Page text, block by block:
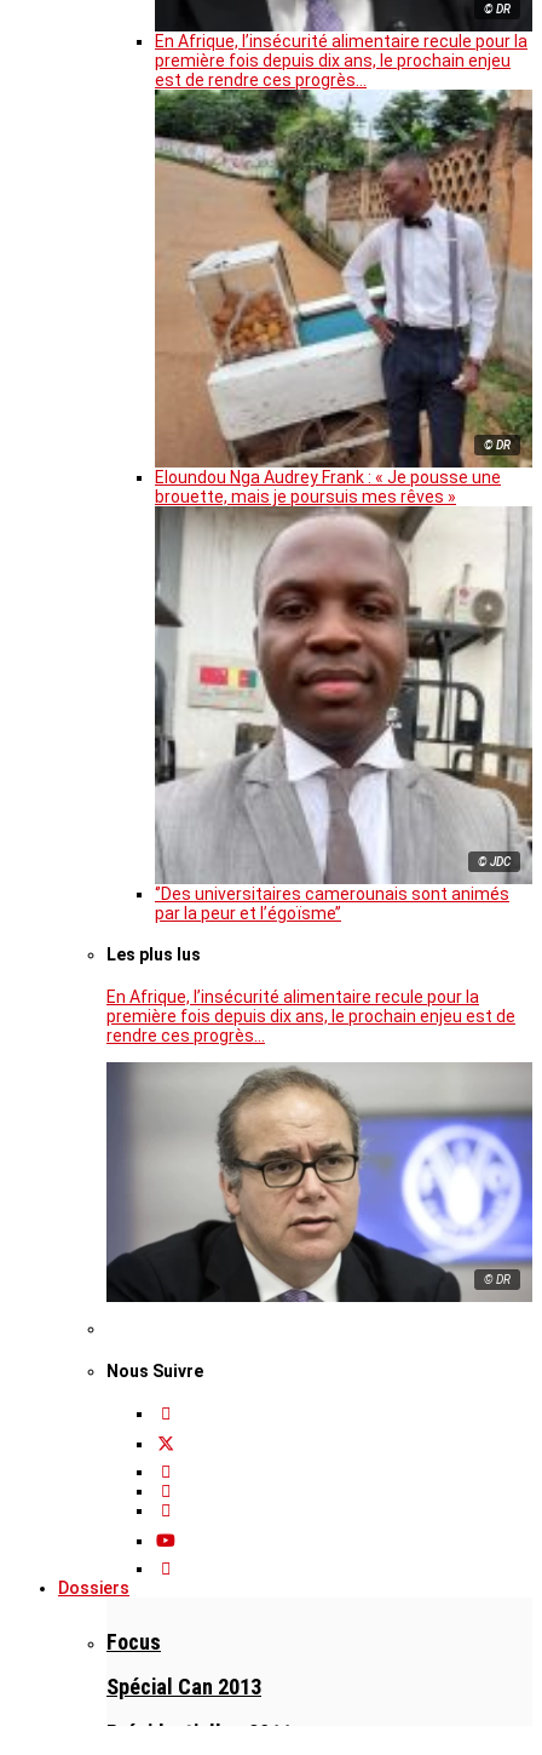
© DR
En Afrique, l’insécurité alimentaire recule pour la
première fois depuis dix ans, le prochain enjeu
est de rendre ces progrès…
© DR
Eloundou Nga Audrey Frank : « Je pousse une
brouette, mais je poursuis mes rêves »
© JDC
‘’Des universitaires camerounais sont animés
par la peur et l’égoïsme’’
Les plus lus
En Afrique, l’insécurité alimentaire recule pour la
première fois depuis dix ans, le prochain enjeu est de
rendre ces progrès…
© DR
Nous Suivre
Dossiers
Focus
Spécial Can 2013
Présidentielles 2011